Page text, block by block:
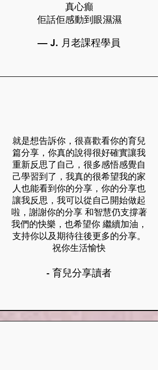
真心癲
佢話佢感動到眼濕濕
— J. 月老課程學員
就是想告訴你，很喜歡看你的育兒
篇分享，你真的說得很好確實讓我
重新反思了自己，很多感悟感覺自
己學習到了，我真的很希望我的家
人也能看到你的分享，你的分享也
讓我反思，我可以從自己開始做起
啦，謝謝你的分享 和智慧仍支撐著
我們的快樂，也希望你 繼續加油，
支持你以及期待往後更多的分享。
祝你生活愉快
- 育兒分享讀者